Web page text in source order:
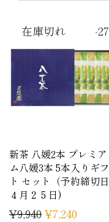
-27
新茶 八媛2本 プレミア
ム八媛3本 5本入りギフ
ト セット（予約締切日
４月２５日)
¥9,940¥7,240